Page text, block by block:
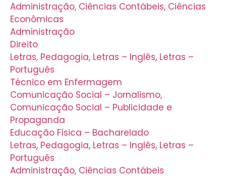
Administração, Ciências Contábeis, Ciências
Econômicas
Administração
Direito
Letras, Pedagogia, Letras – Inglês, Letras –
Português
Técnico em Enfermagem
Comunicação Social – Jornalismo,
Comunicação Social – Publicidade e
Propaganda
Educação Física – Bacharelado
Letras, Pedagogia, Letras – Inglês, Letras –
Português
Administração, Ciências Contábeis